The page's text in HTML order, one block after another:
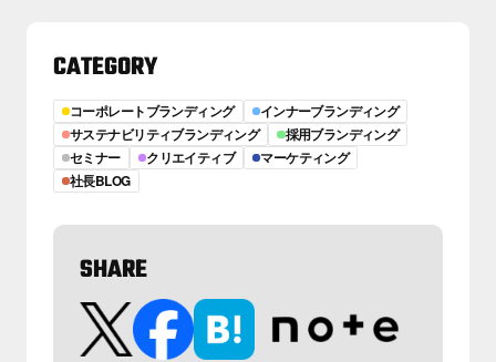
CATEGORY
コーポレートブランディング
インナーブランディング
サステナビリティブランディング
採用ブランディング
セミナー
クリエイティブ
マーケティング
社長BLOG
SHARE